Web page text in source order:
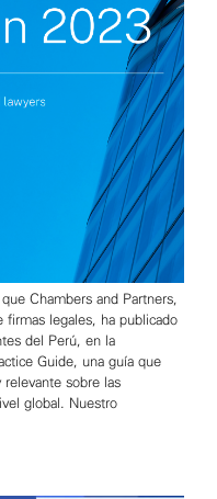
Chambers and Partners,
firmas legales, ha publicado
del Perú, en la
Guide, una guía que
relevante sobre las
global. Nuestro